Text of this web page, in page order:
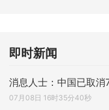
即时新闻
消息人士：中国已取消
07月08日 16时35分40秒